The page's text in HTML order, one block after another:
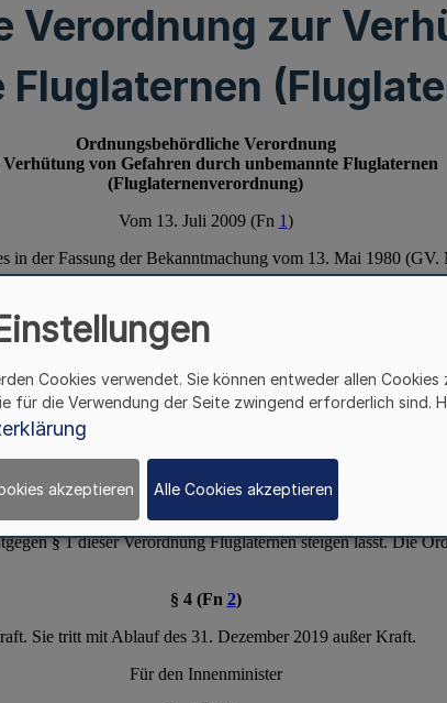
Verordnung zur
Cookies verwendet. Sie können entweder allen Cookies
für die Verwendung der Seite zwingend erforderlich sind.
akzeptieren Alle Cookies akzeptieren